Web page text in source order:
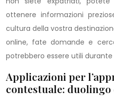
ottenere informazioni
cultura della vostra
online, fate domande e
potrebbero essere utili durante
Applicazioni per
contestuale: duolingo